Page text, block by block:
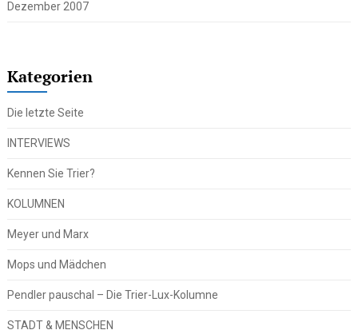
Dezember 2007
Kategorien
Die letzte Seite
INTERVIEWS
Kennen Sie Trier?
KOLUMNEN
Meyer und Marx
Mops und Mädchen
Pendler pauschal – Die Trier-Lux-Kolumne
STADT & MENSCHEN